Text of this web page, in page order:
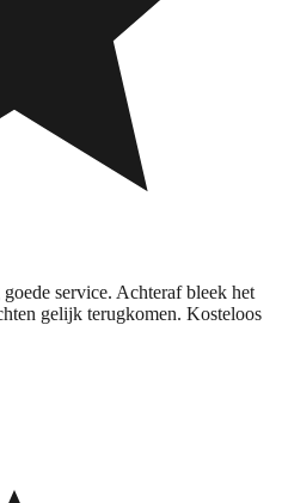
service. Achteraf bleek het
gelijk terugkomen. Kosteloos